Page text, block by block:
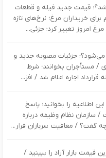
قیمت جدید فیله و قطعات
خریداران مرغ؛ نرخ‌های تازه
امروز تغییر کرد؛ جزئی...
می‌شود؟؛ جزئیات مصوبه جدید و
۲۵ درصدی / مستأجران بخوانند؛ شرط
اجاره اعلام شد / افز...
اطلاعیه را بخوانید؛ پاسخ
سازمان نظام وظیفه درباره
گفت؟ / معافیت سربازان فرار...
قیمت بازار آزاد را ببینید /